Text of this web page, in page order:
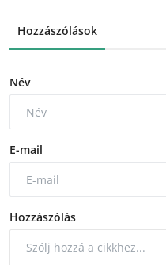
Hozzászólások
Név
E-mail
Hozzászólás